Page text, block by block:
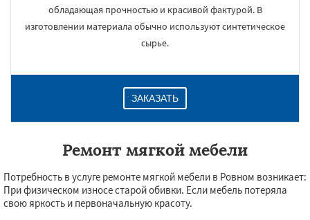
обладающая прочностью и красивой фактурой. В
изготовлении материала обычно используют синтетическое
сырье.
ЗАКАЗАТЬ
Ремонт мягкой мебели
Потребность в услуге ремонте мягкой мебели в Ровном возникает:
При физическом износе старой обивки. Если мебель потеряла
свою яркость и первоначальную красоту.